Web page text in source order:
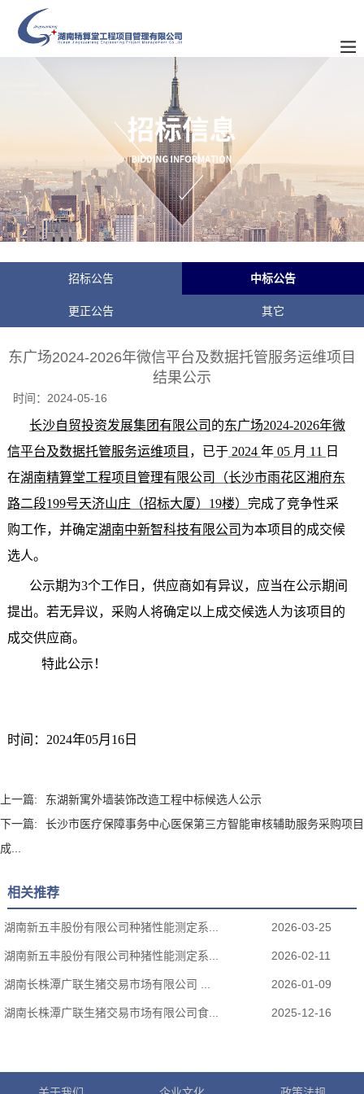
招标公告 中标公告
更正公告 其它
东广场2024-2026年微信平台及数据托管服务运维项目
结果公示
时间： 2024-05-16
长沙自贸投资发展集团有限公司 的东广场2024-2026年微
信平台及数据托管服务运维项目 ，已于 2024 年 05 月 11
日
在湖南精算堂工程项目管理有限公司（长沙市雨花区湘府东
路二段199号天济山庄（招标大厦）19楼） 完成了竞争性采
购工作，并确定湖南中新智科技有限公司 为本项目的成交候
选人。
公示期为3个工作日，供应商如有异议，应当在公示期间
提出。若无异议，采购人将确定以上成交候选人为该项目的
成交供应商。
特此公示！
时间： 2024年05月 16日
上一篇:
东湖新寓外墙装饰改造工程中标候选人公示
下一篇:
长沙市医疗保障事务中心医保第三方智能审核辅助服务采购项目
成...
相关推荐
湖南新五丰股份有限公司种猪性能测定系... 2026-03-25
湖南新五丰股份有限公司种猪性能测定系... 2026-02-11
湖南长株潭广联生猪交易市场有限公司 ... 2026-01-09
湖南长株潭广联生猪交易市场有限公司食... 2025-12-16